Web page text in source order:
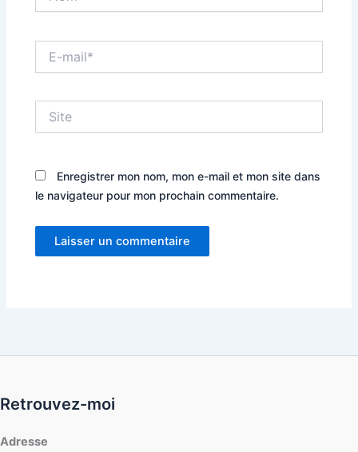
mail*
Enregistrer mon nom, mon e-mail et mon site dans
le navigateur pour mon prochain commentaire.
Retrouvez-moi
Adresse